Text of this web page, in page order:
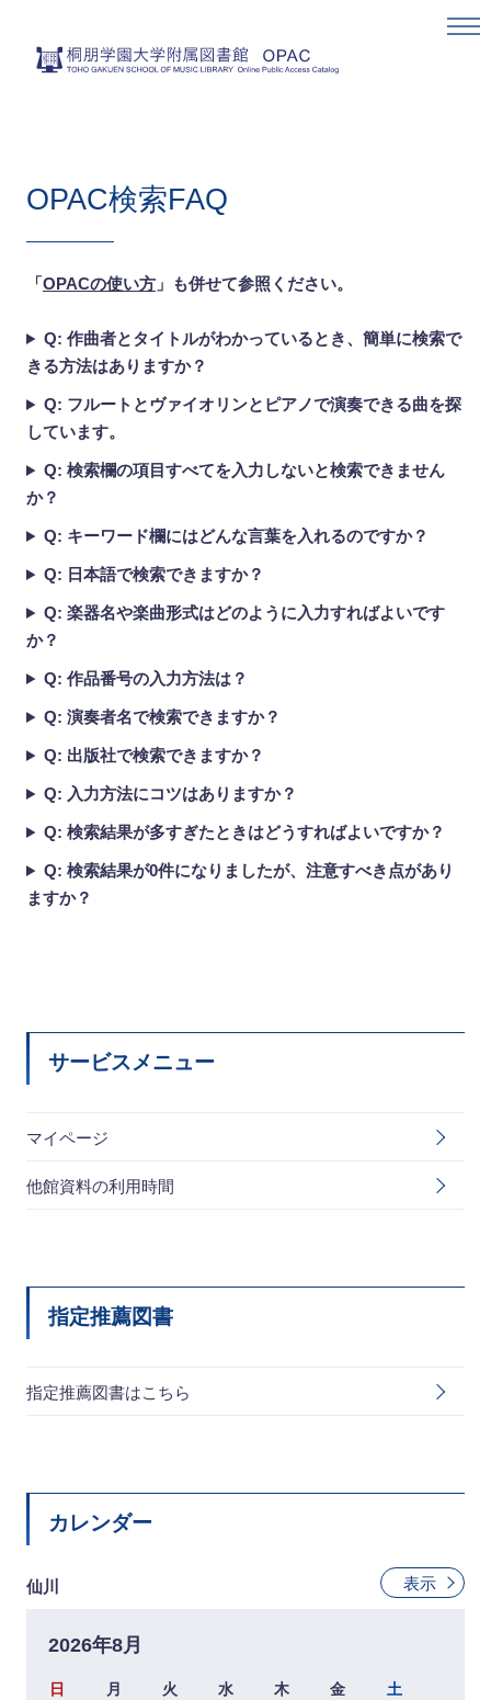
OPAC検索FAQ
「OPACの使い方」も併せて参照ください。
Q: 作曲者とタイトルがわかっているとき、簡単に検索で
きる方法はありますか？
Q: フルートとヴァイオリンとピアノで演奏できる曲を探
しています。
Q: 検索欄の項目すべてを入力しないと検索できません
か？
Q: キーワード欄にはどんな言葉を入れるのですか？
Q: 日本語で検索できますか？
Q: 楽器名や楽曲形式はどのように入力すればよいです
か？
Q: 作品番号の入力方法は？
Q: 演奏者名で検索できますか？
Q: 出版社で検索できますか？
Q: 入力方法にコツはありますか？
Q: 検索結果が多すぎたときはどうすればよいですか？
Q: 検索結果が0件になりましたが、注意すべき点があり
ますか？
サービスメニュー
マイページ
他館資料の利用時間
指定推薦図書
指定推薦図書はこちら
カレンダー
仙川 表示
2026年8月
日 月 火 水 木 金
土